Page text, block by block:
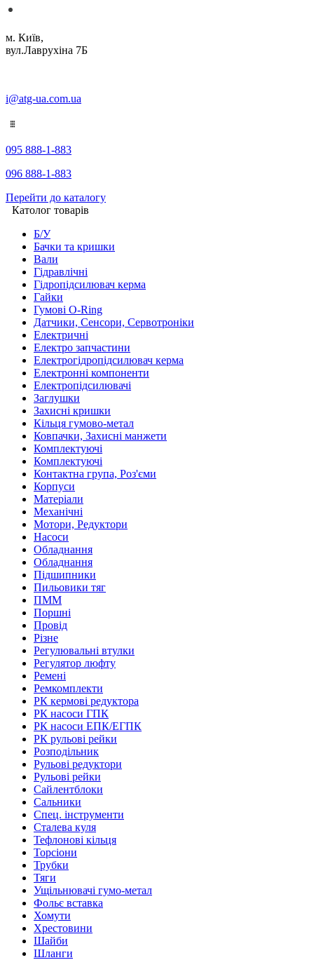
м. Київ,
вул.Лаврухіна 7Б
i@atg-ua.com.ua
095 888-1-883
096 888-1-883
Перейти до каталогу
Католог товарів
Б/У
Бачки та кришки
Вали
Гідравлічні
Гідропідсилювач керма
Гайки
Гумові O-Ring
Датчики, Сенсори, Сервотроніки
Електричні
Електро запчастини
Електрогідропідсилювач керма
Електронні компоненти
Електропідсилювачі
Заглушки
Захисні кришки
Кільця гумово-метал
Ковпачки, Захисні манжети
Комплектуючі
Комплектуючі
Контактна група, Роз'єми
Корпуси
Матеріали
Механічні
Мотори, Редуктори
Насоси
Обладнання
Обладнання
Підшипники
Пильовики тяг
ПММ
Поршні
Провід
Різне
Регулювальні втулки
Регулятор люфту
Ремені
Ремкомплекти
РК кермові редуктора
РК насоси ГПК
РК насоси ЕПК/ЕГПК
РК рульові рейки
Розподільник
Рульові редуктори
Рульові рейки
Сайлентблоки
Сальники
Спец. інструменти
Сталева куля
Тефлонові кільця
Торсіони
Трубки
Тяги
Ущільнювачі гумо-метал
Фольє вставка
Хомути
Хрестовини
Шайби
Шланги